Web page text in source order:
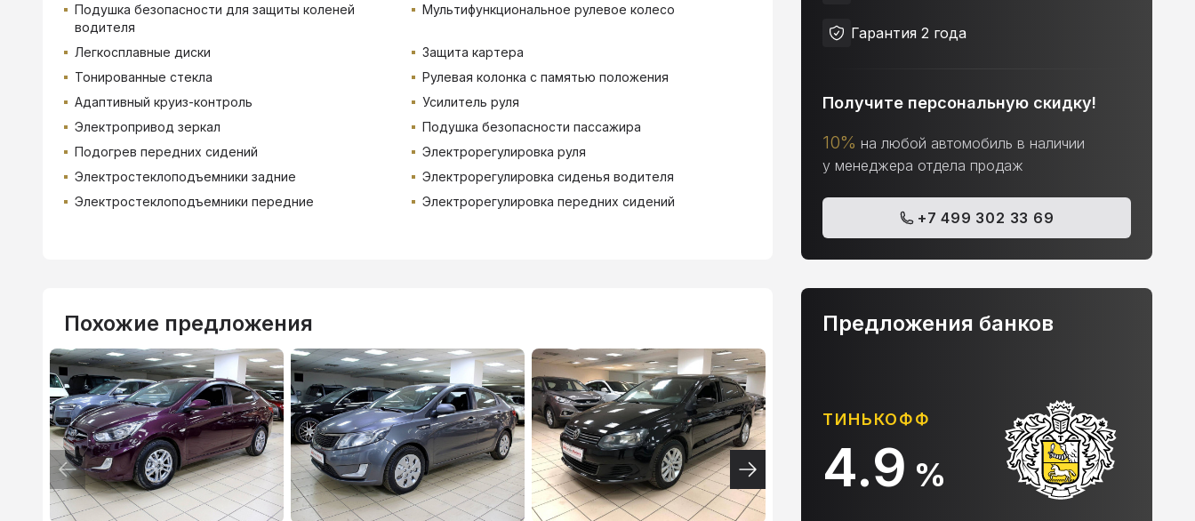
Подушка безопасности для защиты коленей
водителя
Мультифункциональное рулевое колесо
Легкосплавные диски
Защита картера
Тонированные стекла
Рулевая колонка с памятью положения
Адаптивный круиз-контроль
Усилитель руля
Электропривод зеркал
Подушка безопасности пассажира
Подогрев передних сидений
Электрорегулировка руля
Электростеклоподъемники задние
Электрорегулировка сиденья водителя
Электростеклоподъемники передние
Электрорегулировка передних сидений
Гарантия 2 года
Получите персональную скидку!
10% на любой автомобиль в наличии
у менеджера отдела продаж
+7 499 302 33 69
Похожие предложения
ВТБ
3.9%
ТИНЬКОФФ
4.9 %
Предложения банков